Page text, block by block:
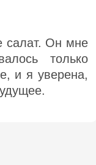
салат. Он мне
только
и я уверена,